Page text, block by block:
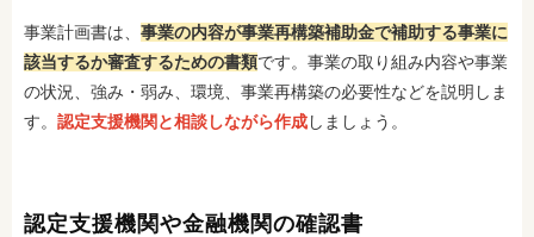
事業計画書は、 事業の内容が事業再構築補助金で補助する事業に
該当するか審査するための書類です。事業の取り組み内容や事業
の状況、強み・弱み、環境、事業再構築の必要性などを説明しま
す。 認定支援機関と相談しながら作成しましょう。
認定支援機関や金融機関の確認書